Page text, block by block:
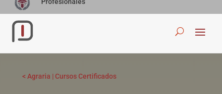
Profesionales
< Agraria |Cursos Certificados